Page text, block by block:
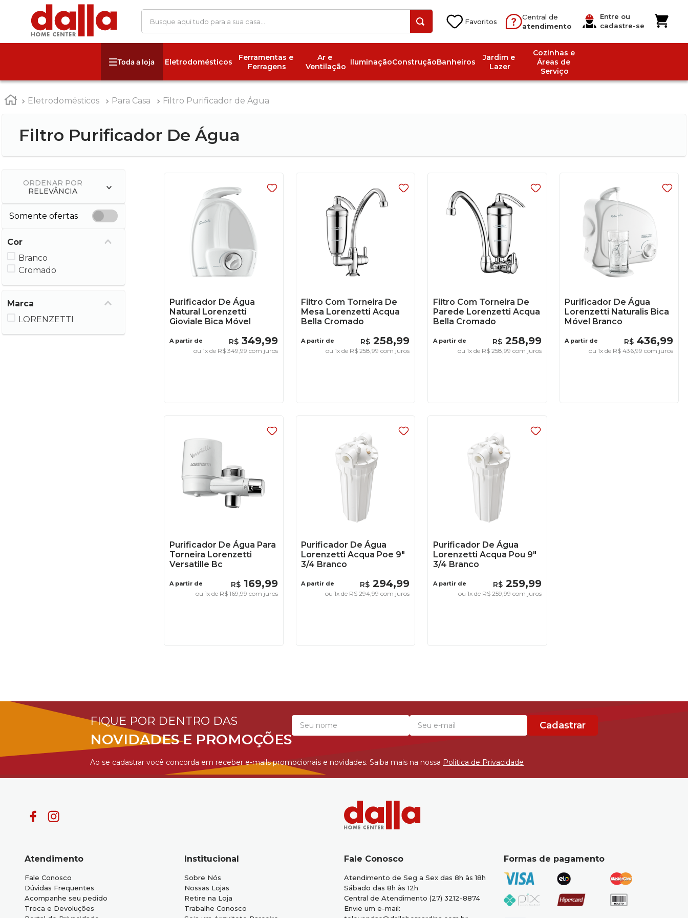
Busque aqui tudo para a sua casa...
Central de
atendimento
Entre ou
cadastre-se
Eletrodomésticos
Ferramentas e
Ferragens
Ar e
Ventilação IluminaçãoConstruçãoBanheiros
Jardim e
Lazer
Cozinhas e
Áreas de
Serviço
Eletrodomésticos Para Casa Filtro Purificador de Água
Filtro Purificador De Água
ORDENAR POR
RELEVÂNCIA
Somente ofertas
Cor
Branco
Cromado
Marca
LORENZETTI
Purificador De Água
Natural Lorenzetti
Gioviale Bica Móvel
A partir de R$ 349,99
ou 1x de R$ 349 99 com juros
Filtro Com Torneira De
Mesa Lorenzetti Acqua
Bella Cromado
A partir de R$ 258,99
ou1x de R$ 258 ,99 com juros
Filtro Com Torneira De
Parede Lorenzetti Acqua
Bella Cromado
A partir de R$ 258,99
ou 1x de R$ 258 99 com juros
Purificador De Água
Lorenzetti Naturalis Bica
Móvel Branco
A partir de R$ 436,99
ou1x de R$ 436 ,99 com juros
Purificador De Água Para
Torneira Lorenzetti
Versatille Bc
A partir de R$ 169,99
ou 1x de R$ 169 99 com juros
Purificador De Água
Lorenzetti Acqua Poe 9"
3/4 Branco
A partir de R$ 294,99
ou1x de R$ 294 ,99 com juros
Purificador De Água
Lorenzetti Acqua Pou 9"
3/4 Branco
A partir de R$ 259,99
ou 1x de R$ 259 99 com juros
FIQUE POR DENTRO DAS
NOVIDADES E PROMOÇÕES
Ao se cadastrar você concorda em receber e-mails promocionais e novidades. Saiba mais na nossa Politica de Privacidade
Cadastrar
Atendimento
Fale Conosco
Dúvidas Frequentes
Acompanhe seu pedido
Troca e Devoluções
Institucional
Sobre Nós
Nossas Lojas
Retire na Loja
Trabalhe Conosco
Fale Conosco
Atendimento de Seg a Sex das 8h às 18h
Sábado das 8h às 12h
Central de Atendimento (27) 3212-8874
Envie um e-mail:
Formas de pagamento